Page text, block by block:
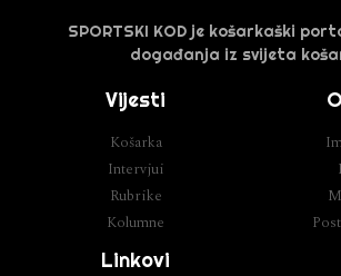
SPORTSKI KOD je košarkaški
događanja iz svijeta
Vijesti
Košarka
Intervjui
Rubrike
Kolumne
Linkovi